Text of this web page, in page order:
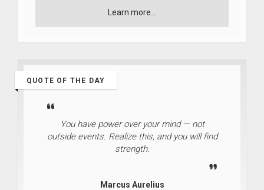
Learn more...
QUOTE OF THE DAY
You have power over your mind — not
outside events. Realize this, and you will find
strength.
Marcus Aurelius